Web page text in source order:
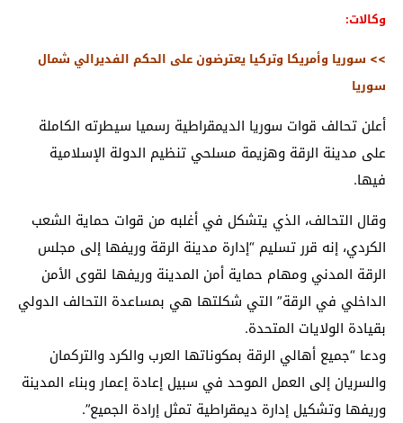
وكالات:
>> سوريا وأمريكا وتركيا يعترضون على الحكم الفديرالي شمال
سوريا
أعلن تحالف قوات سوريا الديمقراطية رسميا سيطرته الكاملة
على مدينة الرقة وهزيمة مسلحي تنظيم الدولة الإسلامية
فيها.
وقال التحالف، الذي يتشكل في أغلبه من قوات حماية الشعب
الكردي، إنه قرر تسليم “إدارة مدينة الرقة وريفها إلى مجلس
الرقة المدني ومهام حماية أمن المدينة وريفها لقوى الأمن
الداخلي في الرقة” التي شكلتها هي بمساعدة التحالف الدولي
بقيادة الولايات المتحدة.
ودعا “جميع أهالي الرقة بمكوناتها العرب والكرد والتركمان
والسريان إلى العمل الموحد في سبيل إعادة إعمار وبناء المدينة
وريفها وتشكيل إدارة ديمقراطية تمثل إرادة الجميع”.